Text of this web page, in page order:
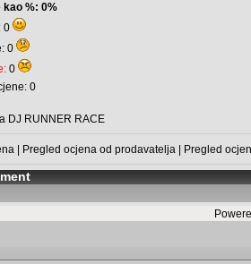
kao %: 0%
0
0
0
0
DJ RUNNER RACE
| Pregled ocjena od prodavatelja | Pregled